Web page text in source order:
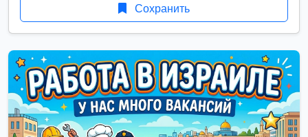
Сохранить